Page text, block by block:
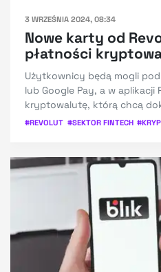
3 WRZEŚNIA 2024, 08:34
Nowe karty od
płatności
Użytkownicy będą mogli
lub Google Pay, a w aplikacji
kryptowalutę, którą chcą
#REVOLUT #SEKTOR FINTECH #